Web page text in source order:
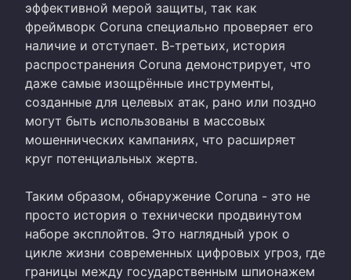
эффективной мерой защиты, так как
фреймворк Coruna специально проверяет его
наличие и отступает. В-третьих, история
распространения Coruna демонстрирует, что
даже самые изощрённые инструменты,
созданные для целевых атак, рано или поздно
могут быть использованы в массовых
мошеннических кампаниях, что расширяет
круг потенциальных жертв.
Таким образом, обнаружение Coruna - это не
просто история о технически продвинутом
наборе эксплойтов. Это наглядный урок о
цикле жизни современных цифровых угроз, где
границы между государственным шпионажем